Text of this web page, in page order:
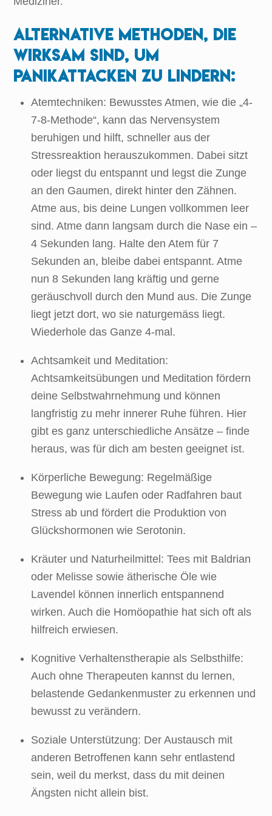
Alternative Methoden, die
wirksam sind, um
Panikattacken zu lindern:
Atemtechniken: Bewusstes Atmen, wie die „4-
7-8-Methode“, kann das Nervensystem
beruhigen und hilft, schneller aus der
Stressreaktion herauszukommen. Dabei sitzt
oder liegst du entspannt und legst die Zunge
an den Gaumen, direkt hinter den Zähnen.
Atme aus, bis deine Lungen vollkommen leer
sind. Atme dann langsam durch die Nase ein –
4 Sekunden lang. Halte den Atem für 7
Sekunden an, bleibe dabei entspannt. Atme
nun 8 Sekunden lang kräftig und gerne
geräuschvoll durch den Mund aus. Die Zunge
liegt jetzt dort, wo sie naturgemäss liegt.
Wiederhole das Ganze 4-mal.
Achtsamkeit und Meditation:
Achtsamkeitsübungen und Meditation fördern
deine Selbstwahrnehmung und können
langfristig zu mehr innerer Ruhe führen. Hier
gibt es ganz unterschiedliche Ansätze – finde
heraus, was für dich am besten geeignet ist.
Körperliche Bewegung: Regelmäßige
Bewegung wie Laufen oder Radfahren baut
Stress ab und fördert die Produktion von
Glückshormonen wie Serotonin.
Kräuter und Naturheilmittel: Tees mit Baldrian
oder Melisse sowie ätherische Öle wie
Lavendel können innerlich entspannend
wirken. Auch die Homöopathie hat sich oft als
hilfreich erwiesen.
Kognitive Verhaltenstherapie als Selbsthilfe:
Auch ohne Therapeuten kannst du lernen,
belastende Gedankenmuster zu erkennen und
bewusst zu verändern.
Soziale Unterstützung: Der Austausch mit
anderen Betroffenen kann sehr entlastend
sein, weil du merkst, dass du mit deinen
Ängsten nicht allein bist.